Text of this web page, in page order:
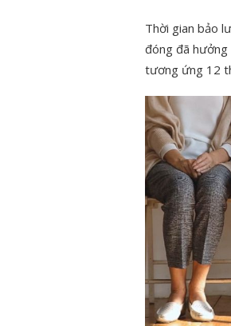
Thời gian bảo
đóng đã
tương ứng 12